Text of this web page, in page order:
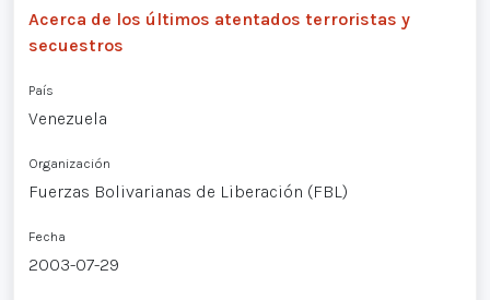
Acerca de los últimos atentados terroristas y
secuestros
País
Venezuela
Organización
Fuerzas Bolivarianas de Liberación (FBL)
Fecha
2003-07-29